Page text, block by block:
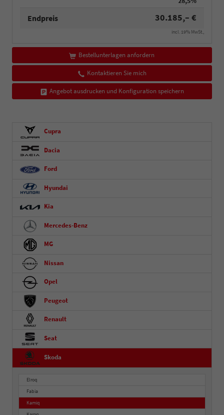
Endpreis 30.185,– €
incl. 19% MwSt.,
Bestellunterlagen anfordern
Kontaktieren Sie mich
Angebot ausdrucken und Konfiguration speichern
Cupra
Dacia
Ford
Hyundai
Kia
Mercedes-Benz
MG
Nissan
Opel
Peugeot
Renault
Seat
Skoda
Elroq
Fabia
Kamiq